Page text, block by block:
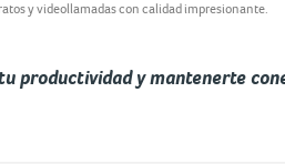
y videollamadas con calidad impresionante.
productividad y mantenerte